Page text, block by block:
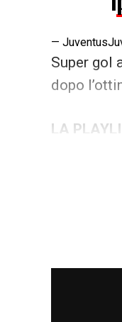
—
Super gol
dopo
LA